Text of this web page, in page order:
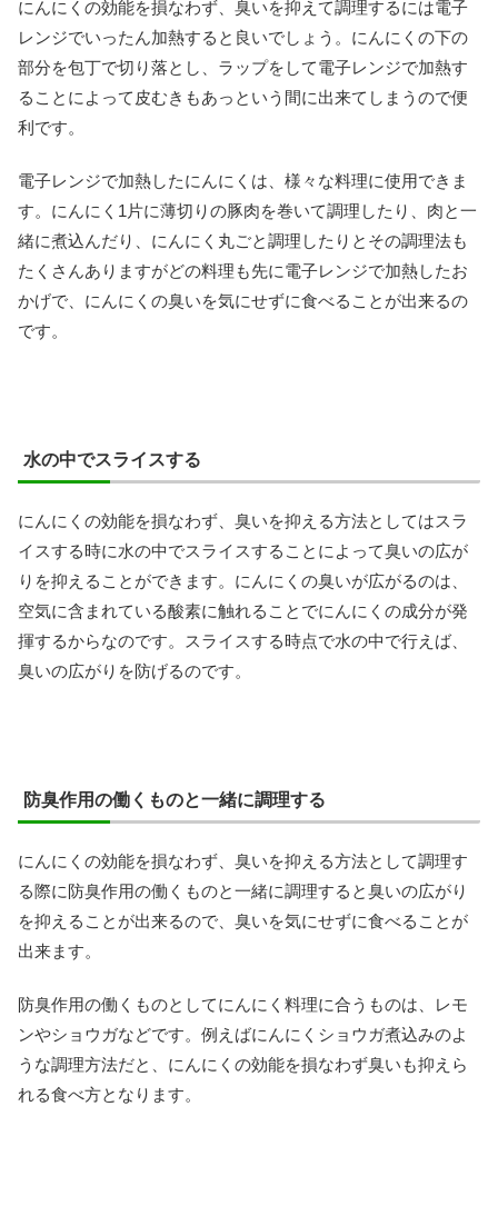
にんにくの効能を損なわず、臭いを抑えて調理するには電子
レンジでいったん加熱すると良いでしょう。にんにくの下の
部分を包丁で切り落とし、ラップをして電子レンジで加熱す
ることによって皮むきもあっという間に出来てしまうので便
利です。
電子レンジで加熱したにんにくは、様々な料理に使用できま
す。にんにく1片に薄切りの豚肉を巻いて調理したり、肉と一
緒に煮込んだり、にんにく丸ごと調理したりとその調理法も
たくさんありますがどの料理も先に電子レンジで加熱したお
かげで、にんにくの臭いを気にせずに食べることが出来るの
です。
水の中でスライスする
にんにくの効能を損なわず、臭いを抑える方法としてはスラ
イスする時に水の中でスライスすることによって臭いの広が
りを抑えることができます。にんにくの臭いが広がるのは、
空気に含まれている酸素に触れることでにんにくの成分が発
揮するからなのです。スライスする時点で水の中で行えば、
臭いの広がりを防げるのです。
防臭作用の働くものと一緒に調理する
にんにくの効能を損なわず、臭いを抑える方法として調理す
る際に防臭作用の働くものと一緒に調理すると臭いの広がり
を抑えることが出来るので、臭いを気にせずに食べることが
出来ます。
防臭作用の働くものとしてにんにく料理に合うものは、レモ
ンやショウガなどです。例えばにんにくショウガ煮込みのよ
うな調理方法だと、にんにくの効能を損なわず臭いも抑えら
れる食べ方となります。